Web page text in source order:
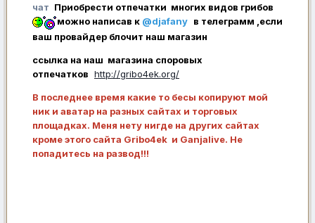
чат Приобрести отпечатки многих видов грибов
можно написав к @djafany в телеграмм ,если
ваш провайдер блочит наш магазин
ссылка на наш магазина споровых
отпечатков http://gribo4ek.org/
В последнее время какие то бесы копируют мой
ник и аватар на разных сайтах и торговых
площадках. Меня нету нигде на других сайтах
кроме этого сайта Gribo4ek и Ganjalive. Не
попадитесь на развод!!!